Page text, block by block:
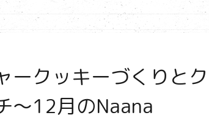
ークッキーづくりと
～12月のNaana